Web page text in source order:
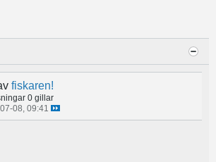
fiskaren!
0 gillar
08, 09:41